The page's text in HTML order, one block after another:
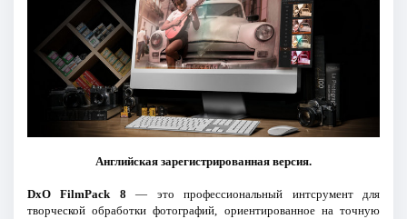
Английская зарегистрированная версия.
DxO FilmPack 8 — это профессиональный интсрумент для
творческой обработки фотографий, ориентированное на точную